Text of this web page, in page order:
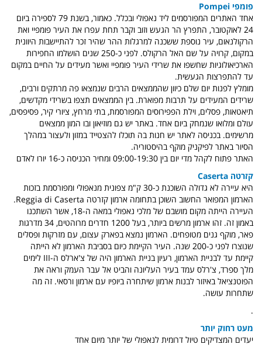
פומפי Pompei
אחד האתרים המפורסמים ליד נאפולי ובכלל. כאמור, בשנת 79 לספירה ביום
24 לאוקטובר, התפרץ הר הגעש וזוב וקבר תחת עפרו את העיר פומפיי ואת
הרקולנאום, עיר נוספת ששכנה למרגלות ההר שהיר זכר להתיישבות היוונית
במקום, קרויה על שם האל הרקולס. לפני כ-250 שנים הושלמו החפירות
הארכיאולוגיות שחשפו את שרידי העיר פומפיי ואשר מעידים על החיים במקום
עד להתפרצות הגעשית.
מומלץ לפנות יום שלם כיוון שהממצאים הרבים שנמצאו פה מרתקים ורבים,
שרידים המעידים על תרבות מפוארת. בין הממצאים תצפו בשרידי מקדשים,
תיאטאות, פסלים, וילת הפפירוסים המפורסמת, בתי מרחץ, ציורי קיר, פסיפסים,
עולם ומלואו שנמחק ביום אחד. באתר יש גם מוזיאון ובו המון ממצאים
מרשימים. בכניסה לאתר יש חנות בה תוכלו להצטייד במזון ולעצור במהלך
הסיור באתר לפיקניק מוקף בהיסטוריה.
האתר פתוח לקהל מדי יום בין 09:00-19:30 ומחיר הכניסה כ-16 יורו לאדם
קזרטה Caserta
היא עיירה לא גדולה השוכנת כ-30 ק"מ צפונית מנאפולי ומפורסמת בזכות
הארמון המפואר החשוב השוכן בתחומה ארמון קזרטה Reggia di Caserta.
העיירה הייתה מקום מושבם של מלכי נאפולי במאה ה-18, אשר השתכנו
באמון זה. זהו ארמון מרשים ביותר, בעל 1200 חדרים מרוהטים, 34 מדרגות
פאר, מוקף גנים מטופחים. הארמון נמצא בפארק עצום, עם מזרקות ופסלים
שנוצרו לפני כ-200 שנה. העיר הקיימת כיום בסביבת הארמון לא הייתה
קיימת עד לבניית הארמון, רעיון בניית הארמון היה של צ'ארלס ה-III לימים
מלך ספרד, צ'רלס עמד בעיר העליונה והביט אל עבר העמק וראה את
הפוטנציאל באיזור לבנות ארמון שיתחרה ביופיו עם ארמון ורסאי. זה מה
שתחרות עושה.
.
מעט רחוק יותר
יעדים המצדיקים טיול דרומית לנאפולי של יותר מיום אחד